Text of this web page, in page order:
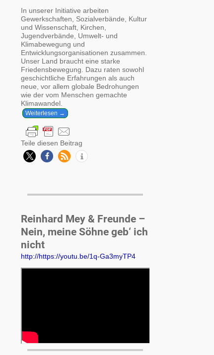
In unserer Initiative arbeiten
Gewerkschaften, Sozialverbände, Kultur
und Wissenschaft, Kirchen,
Jugendverbände, Umwelt- und
Klimabewegung und
Entwicklungsorganisationen zusammen.
Unser Land braucht eine starke
Friedensbewegung. Dazu raten sowohl
geschichtliche Erfahrungen als auch
neue, vor allem globale Bedrohungen
wie der vom Menschen gemachte
Klimawandel.
Weiterlesen →
Teile diesen Beitrag
Reinhard Mey & Freunde –
Nein, meine Söhne geb‘ ich
nicht
http://https://youtu.be/1q-Ga3myTP4